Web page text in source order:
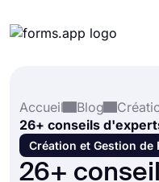
Intégrations
Modèles
Ressources
Accueil
Blog
Création et Gestion de
26+